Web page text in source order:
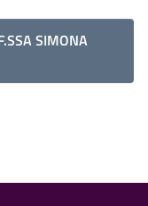
SIMONA